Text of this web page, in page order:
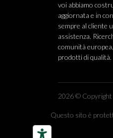
voi abbiamo
aggiornata e in
sempre al cliente
assistenza.
comunità
prodotti di qualità.
2026 © Copyright
Questo sito è